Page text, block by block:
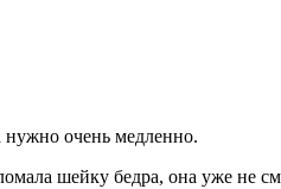
нужно очень медленно.
шейку бедра, она уже не